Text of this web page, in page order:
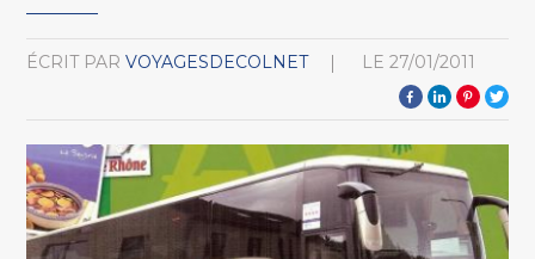
ÉCRIT PAR VOYAGESDECOLNET LE 27/01/2011